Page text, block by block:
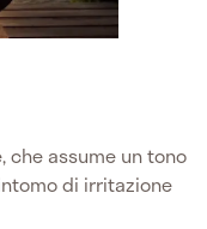
che assume un tono
di irritazione